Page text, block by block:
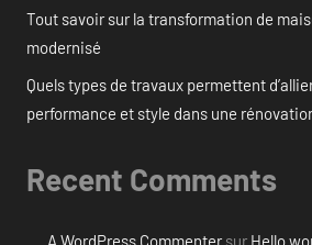
Tout savoir sur la transformation de
modernisé
Quels types de travaux permettent
performance et style dans une
Recent Comments
A WordPress Commentersur Hello